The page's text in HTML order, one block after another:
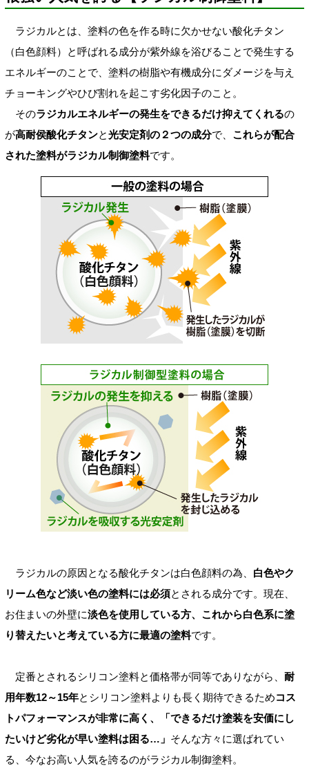
ラジカルとは、塗料の色を作る時に欠かせない酸化チタン
（白色顔料）と呼ばれる成分が紫外線を浴びることで発生する
エネルギーのことで、塗料の樹脂や有機成分にダメージを与え
チョーキングやひび割れを起こす劣化因子のこと。
そのラジカルエネルギーの発生をできるだけ抑えてくれるの
が高耐侯酸化チタンと光安定剤の２つの成分で、 これらが配合
された塗料がラジカル制御塗料です。
ラジカルの原因となる酸化チタンは白色顔料の為、 白色やク
リーム色など淡い色の塗料には必須とされる成分です。現在、
お住まいの外壁に淡色を使用している方、これから白色系に塗
り替えたいと考えている方に最適の塗料です。
定番とされるシリコン塗料と価格帯が同等でありながら、 耐
用年数12～15年とシリコン塗料よりも長く期待できるためコス
トパフォーマンスが非常に高く、「できるだけ塗装を安価にし
たいけど劣化が早い塗料は困る…」 そんな方々に選ばれてい
る、今なお高い人気を誇るのがラジカル制御塗料。